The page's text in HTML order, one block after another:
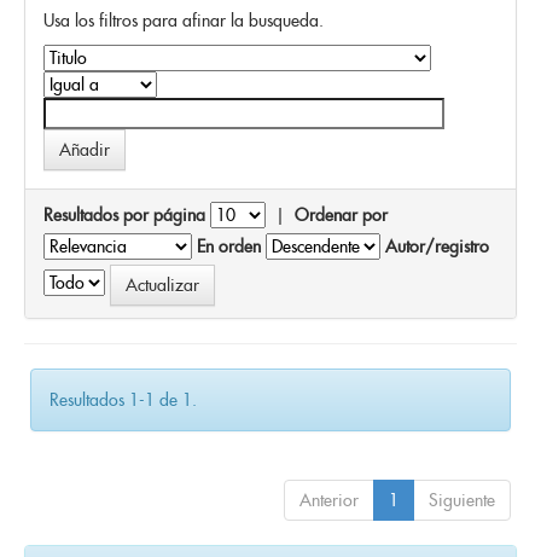
Usa los filtros para afinar la busqueda.
Resultados por página | Ordenar por
En orden
Autor/registro
Resultados 1-1 de 1.
Anterior 1 Siguiente